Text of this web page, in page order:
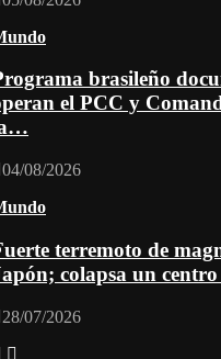
brasileño
el PCC y
04/08/2026
terremoto de
colapsa un
28/07/2026